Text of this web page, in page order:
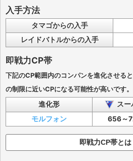
入手方法
タマゴからの入手
レイドバトルからの入手
即戦力CP帯
下記のCP範囲内のコンパンを進化させる
の制限に近いCPになる可能性が高いです。
進化形 スー
モルフォン
656～
即戦力CP帯とは